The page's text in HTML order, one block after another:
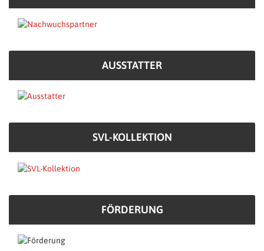
AUSSTATTER
SVL-KOLLEKTION
FÖRDERUNG